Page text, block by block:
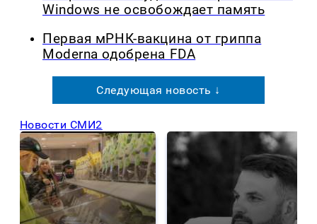
Windows не освобождает память
Первая мРНК-вакцина от гриппа
Moderna одобрена FDA
Следующая новость ↓
Новости СМИ2